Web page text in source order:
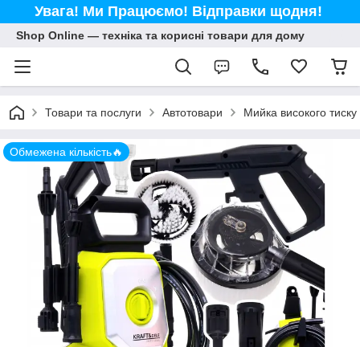
Увага! Ми Працюємо! Відправки щодня!
Shop Online — техніка та корисні товари для дому
Товари та послуги Автотовари Мийка високого тиску
Обмежена кількість🔥